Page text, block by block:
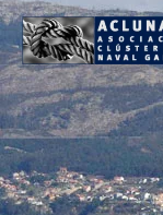
Ir
ao
contido